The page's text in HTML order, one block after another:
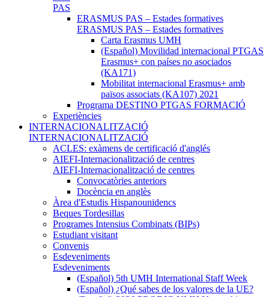
PAS
ERASMUS PAS – Estades formatives
ERASMUS PAS – Estades formatives
Carta Erasmus UMH
(Español) Movilidad internacional PTGAS
Erasmus+ con países no asociados
(KA171)
Mobilitat internacional Erasmus+ amb
països associats (KA107) 2021
Programa DESTINO PTGAS FORMACIÓ
Experiències
INTERNACIONALITZACIÓ
INTERNACIONALITZACIÓ
ACLES: exàmens de certificació d'anglés
AIEFI-Internacionalització de centres
AIEFI-Internacionalització de centres
Convocatòries anteriors
Docència en anglès
Àrea d'Estudis Hispanounidencs
Beques Tordesillas
Programes Intensius Combinats (BIPs)
Estudiant visitant
Convenis
Esdeveniments
Esdeveniments
(Español) 5th UMH International Staff Week
(Español) ¿Qué sabes de los valores de la UE?